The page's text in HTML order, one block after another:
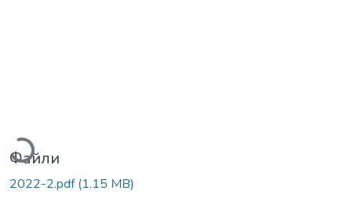
Вантажиться...
Файли
2022-2.pdf(1.15 MB)